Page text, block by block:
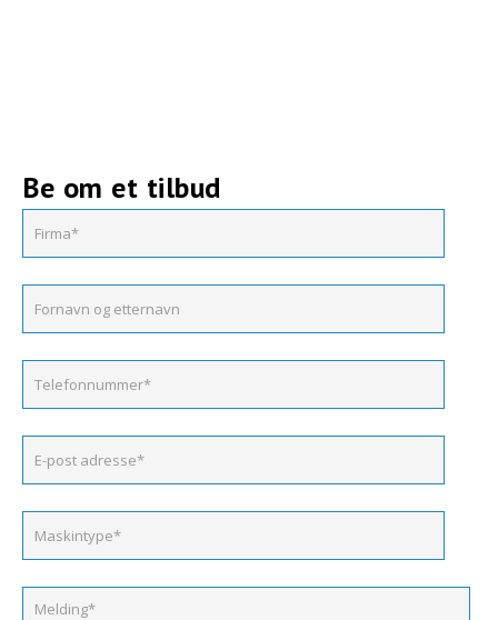
Be om et tilbud